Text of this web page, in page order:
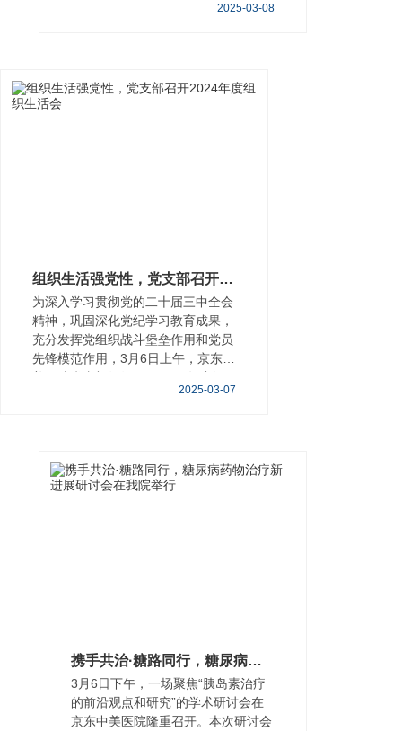
2025-03-08
组织生活强党性，党支部召开2024年度组织生活会
为深入学习贯彻党的二十届三中全会
精神，巩固深化党纪学习教育成果，
充分发挥党组织战斗堡垒作用和党员
先锋模范作用，3月6日上午，京东中
2025-03-07
携手共治·糖路同行，糖尿病药物治疗新进展研讨会在我院举行
3月6日下午，一场聚焦“胰岛素治疗
的前沿观点和研究”的学术研讨会在
京东中美医院隆重召开。本次研讨会